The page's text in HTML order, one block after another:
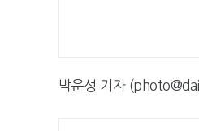
박운성 기자